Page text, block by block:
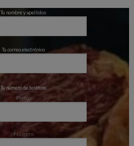
Tu nombre y apellidos
Tu correo electrónico
Tu número de teléfono
Prefijo
Número